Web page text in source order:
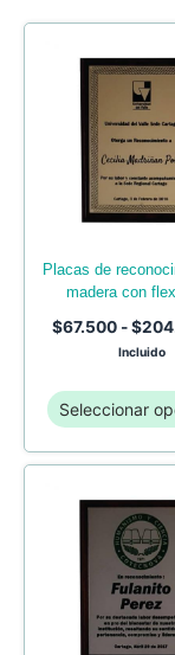
placas de reconocimiento en
madera con
$67.500 - $
Incluido
Seleccionar